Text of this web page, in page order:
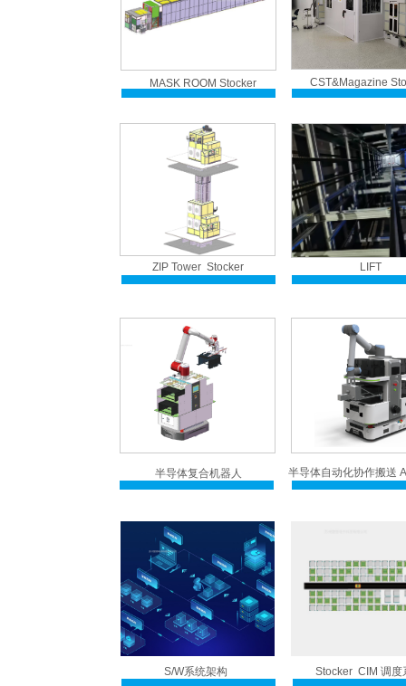
MASK ROOM Stocker CST&Magazine
LIFT
ZIP Tower Stocker
半导体复合机器人 半导体自动化协作搬送
S/W系统架构 Stocker CIM 调度